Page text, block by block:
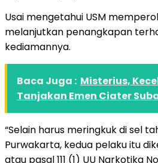
Usai mengetahui USM
melanjutkan penangkapan
kediamannya.
Baca Juga : Misterius,
Tanjakan Emen Ciater
“Selain harus meringkuk di sel
Purwakarta, kedua pelaku itu
atau pasal 111 (1) UU Narkotika